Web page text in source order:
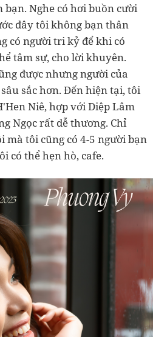
Nghe có hơi buồn cười
đây tôi không bạn thân
có người tri kỷ để khi có
tâm sự, cho lời khuyên.
được nhưng người của
sắc hơn. Đến hiện tại, tôi
Niê, hợp với Diệp Lâm
Ngọc rất dễ thương. Chỉ
mà tôi cũng có 4-5 người bạn
có thể hẹn hò, cafe.